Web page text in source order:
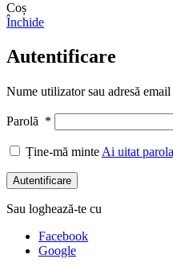
Coș
Închide
Autentificare
Nume utilizator sau adresă email
Parolă *
Ține-mă minte Ai uitat
Autentificare
Sau loghează-te cu
Facebook
Google